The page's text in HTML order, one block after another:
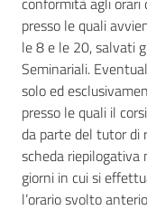
presso le quali
le 8 e le 20, salvati
Seminariali.
solo ed
presso le quali il
da parte del tutor di
scheda riepilogativa
giorni in cui si
l’orario svolto